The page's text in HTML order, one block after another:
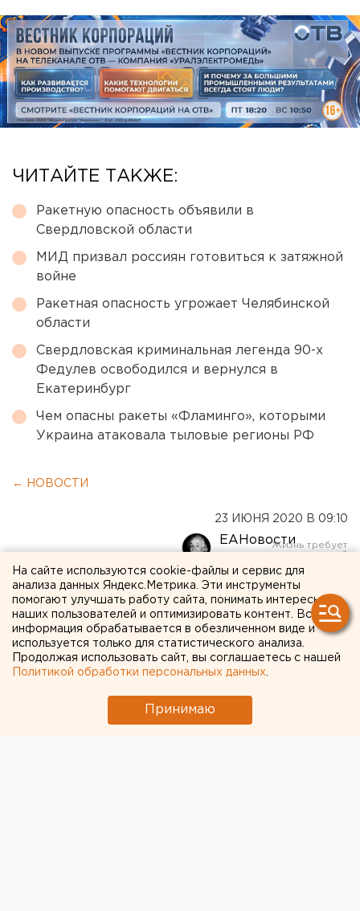
ЧИТАЙТЕ ТАКЖЕ:
Ракетную опасность объявили в
Свердловской области
МИД призвал россиян готовиться к затяжной
войне
Ракетная опасность угрожает Челябинской
области
Свердловская криминальная легенда 90-х
Федулев освободился и вернулся в
Екатеринбург
Чем опасны ракеты «Фламинго», которыми
Украина атаковала тыловые регионы РФ
← НОВОСТИ
23 ИЮНЯ 2020 В 09:10
ЕАНовости
Появится резерв для
подключения новых
потребителей: в
Екатеринбурге
реконструируют
подстанцию «Горный Щит»
На сайте используются cookie-файлы и сервис для
анализа данных Яндекс.Метрика. Эти инструменты
помогают улучшать работу сайта, понимать интересы
наших пользователей и оптимизировать контент. Вся
информация обрабатывается в обезличенном виде и
используется только для статистического анализа.
Продолжая использовать сайт, вы соглашаетесь с нашей
Политикой обработки персональных данных
Принимаю